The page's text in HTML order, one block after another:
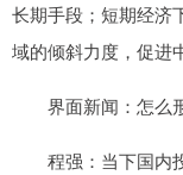
长期手段；短期经济
域的倾斜力度，促进
界面新闻：怎么形
程强：当下国内投